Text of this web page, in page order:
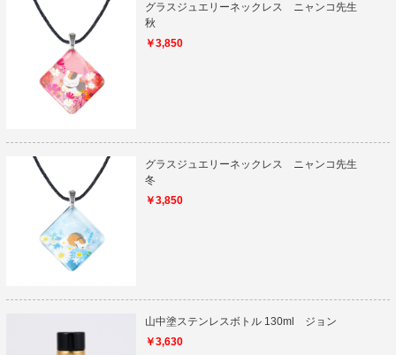
グラスジュエリーネックレス ニャンコ先生
秋
￥3,850
グラスジュエリーネックレス ニャンコ先生
冬
￥3,850
山中塗ステンレスボトル 130ml ジョン
￥3,630